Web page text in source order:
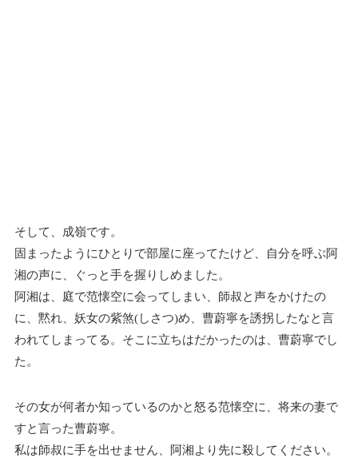
そして、成嶺です。
固まったようにひとりで部屋に座ってたけど、自分を呼ぶ阿
湘の声に、ぐっと手を握りしめました。
阿湘は、庭で范懐空に会ってしまい、師叔と声をかけたの
に、黙れ、妖女の紫煞(しさつ)め、曹蔚寧を誘拐したなと言
われてしまってる。そこに立ちはだかったのは、曹蔚寧でし
た。
その女が何者か知っているのかと怒る范懐空に、将来の妻で
すと言った曹蔚寧。
私は師叔に手を出せません、阿湘より先に殺してください。